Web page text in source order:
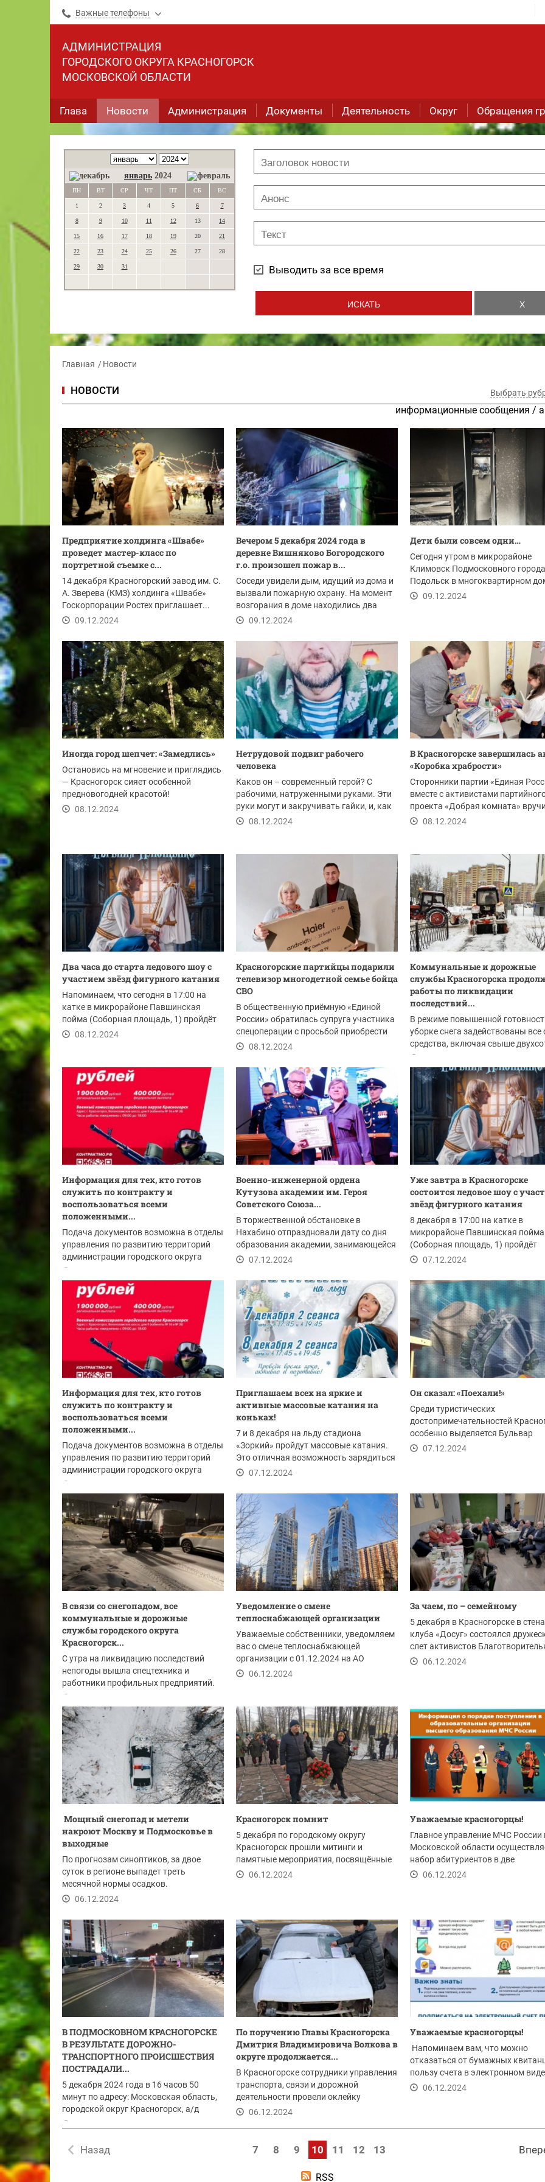
Важные телефоны
АДМИНИСТРАЦИЯ
ГОРОДСКОГО ОКРУГА КРАСНОГОРСК
МОСКОВСКОЙ ОБЛАСТИ
Глава Новости Администрация Документы Деятельность Округ Обращения
январь 2024
ПН ВТ СР ЧТ ПТ СБ ВС
1 2 3 4 5 6 7
8 9 10 11 12 13 14
15 16 17 18 19 20 21
22 23 24 25 26 27 28
29 30 31 Выводить за все время
Главная Новости
НОВОСТИ Выбрать
информационные сообщения /
Предприятие холдинга «Швабе»
проведет мастер-класс по
портретной съемке с...
14 декабря Красногорский завод им. С.
А. Зверева (КМЗ) холдинга «Швабе»
Госкорпорации Ростех приглашает...
09.12.2024
Вечером 5 декабря 2024 года в
деревне Вишняково Богородского
г.о. произошел пожар в...
Соседи увидели дым, идущий из дома и
вызвали пожарную охрану. На момент
возгорания в доме находились два
человека:...
09.12.2024
Дети были совсем одни…
Сегодня утром в микрорайоне
Климовск Подмосковного города
Подольск в многоквартирном
произошел пожар.
09.12.2024
Иногда город шепчет: «Замедлись»
Остановись на мгновение и приглядись
— Красногорск сияет особенной
предновогодней красотой!
08.12.2024
Нетрудовой подвиг рабочего
человека
Каков он – современный герой? С
рабочими, натруженными руками. Эти
руки могут и закручивать гайки, и, как
выясняется,...
08.12.2024
В Красногорске завершилась
«Коробка храбрости»
Сторонники партии «Единая
вместе с активистами
проекта «Добрая комната»
маленьким...
08.12.2024
Два часа до старта ледового шоу с
участием звёзд фигурного катания
Напоминаем, что сегодня в 17:00 на
катке в микрорайоне Павшинская
пойма (Соборная площадь, 1) пройдёт
сказочный...
08.12.2024
Красногорские партийцы подарили
телевизор многодетной семье бойца
СВО
В общественную приёмную «Единой
России» обратилась супруга участника
спецоперации с просьбой приобрести
телевизор в...
08.12.2024
Коммунальные и дорожные
службы Красногорска
работы по ликвидации
последствий...
В режиме повышенной
уборке снега задействованы все
средства, включая свыше
единиц техники...
Информация для тех, кто готов
служить по контракту и
воспользоваться всеми
положенными...
Подача документов возможна в отделы
управления по развитию территорий
администрации городского округа
Красногорск:
Военно-инженерной ордена
Кутузова академии им. Героя
Советского Союза...
В торжественной обстановке в
Нахабино отпраздновали дату со дня
образования академии, занимающейся
подготовкой...
07.12.2024
Уже завтра в Красногорске
состоится ледовое шоу с
звёзд фигурного катания
8 декабря в 17:00 на катке в
микрорайоне Павшинская пойма
(Соборная площадь, 1) пройдёт
сказочный ледовый спектакль...
07.12.2024
Информация для тех, кто готов
служить по контракту и
воспользоваться всеми
положенными...
Подача документов возможна в отделы
управления по развитию территорий
администрации городского округа
Красногорск:
Приглашаем всех на яркие и
активные массовые катания на
коньках!
7 и 8 декабря на льду стадиона
«Зоркий» пройдут массовые катания.
Это отличная возможность зарядиться
бодростью и...
07.12.2024
Он сказал: «Поехали!»
Среди туристических
достопримечательностей
особенно выделяется Бульвар
Космонавтов в микрорайоне...
07.12.2024
В связи со снегопадом, все
коммунальные и дорожные
службы городского округа
Красногорск...
С утра на ликвидацию последствий
непогоды вышла спецтехника и
работники профильных предприятий.
Уведомление о смене
теплоснабжающей организации
Уважаемые собственники, уведомляем
вас о смене теплоснабжающей
организации с 01.12.2024 на АО
«Теплоэнергетическая...
06.12.2024
За чаем, по – семейному
5 декабря в Красногорске в
клуба «Досуг» состоялся
слет активистов
Фонда «Восход...
06.12.2024
Мощный снегопад и метели
накроют Москву и Подмосковье в
выходные
По прогнозам синоптиков, за двое
суток в регионе выпадет треть
месячной нормы осадков.
06.12.2024
Красногорск помнит
5 декабря по городскому округу
Красногорск прошли митинги и
памятные мероприятия, посвящённые
83-й годовщине начала...
06.12.2024
Уважаемые красногорцы!
Главное управление МЧС России
Московской области
набор абитуриентов в две
образовательные организации...
06.12.2024
В ПОДМОСКОВНОМ КРАСНОГОРСКЕ
В РЕЗУЛЬТАТЕ ДОРОЖНО-
ТРАНСПОРТНОГО ПРОИСШЕСТВИЯ
ПОСТРАДАЛИ...
5 декабря 2024 года в 16 часов 50
минут по адресу: Московская область,
городской округ Красногорск, а/д
Мякининское...
По поручению Главы Красногорска
Дмитрия Владимировича Волкова в
округе продолжается...
В Красногорске сотрудники управления
транспорта, связи и дорожной
деятельности провели оклейку
транспортных средств,...
06.12.2024
Уважаемые красногорцы!
Напоминаем вам, что можно
отказаться от бумажных
пользу счета в электронном
06.12.2024
7 8 9 10 11 12 13
Назад
RSS